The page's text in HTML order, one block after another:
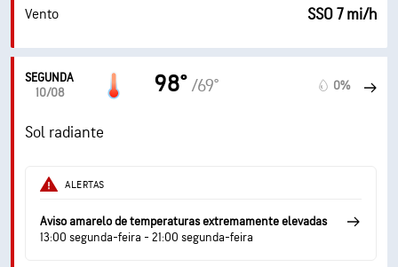
Vento SSO 7 mi/h
SEGUNDA
10/08
98° /69° 0%
Sol radiante
ALERTAS
Aviso amarelo de temperaturas extremamente elevadas
13:00 segunda-feira - 21:00 segunda-feira